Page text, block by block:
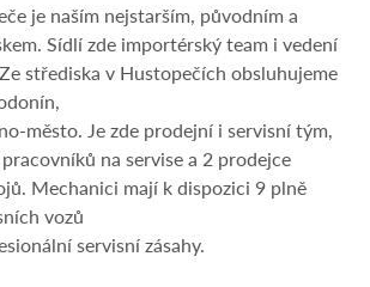
je naším nejstarším, původním a
Sídlí zde importérský team i vedení
střediska v Hustopečích obsluhujeme
město. Je zde prodejní i servisní tým,
na servise a 2 prodejce
Mechanici mají k dispozici 9 plně
vozů
servisní zásahy.